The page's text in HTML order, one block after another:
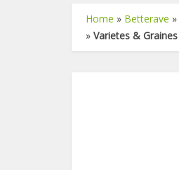
Home » Betterave »
» Varietes & Graines